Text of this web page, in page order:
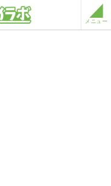
メニュー